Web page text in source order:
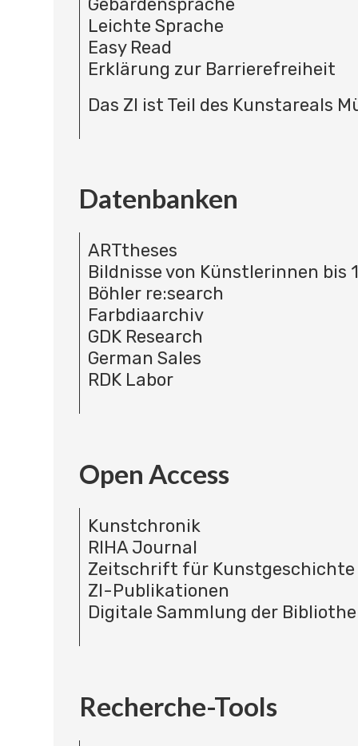
Leichte Sprache
Easy Read
Erklärung zur Barrierefreiheit
Das ZI ist Teil des Kunstareals
Datenbanken
ARTtheses
Bildnisse von Künstlerinnen bis
Böhler re:search
Farbdiaarchiv
GDK Research
German Sales
RDK Labor
Open Access
Kunstchronik
RIHA Journal
Zeitschrift für Kunstgeschichte
ZI-Publikationen
Digitale Sammlung der
Recherche-Tools